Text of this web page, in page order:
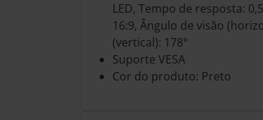
LED, Tempo de resposta:
16:9, Ângulo de visão
(vertical): 178°
Suporte VESA
Cor do produto: Preto